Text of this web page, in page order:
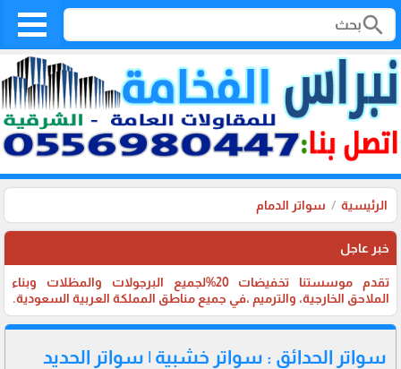
search
الرئيسية سواتر الدمام
خبر عاجل
تقدم موسستنا تخفيضات 20%لجميع البرجولات والمظلات وبناء
الملاحق الخارجية، والترميم ،في جميع مناطق المملكة العربية السعودية.
سواتر الحدائق : سواتر خشبية | سواتر الحديد